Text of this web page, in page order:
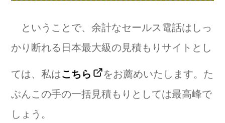
ということで、余計なセールス電話はしっ
かり断れる日本最大級の見積もりサイトとし
ては、私はこちら
をお薦めいたします。た
ぶんこの手の一括見積もりとしては最高峰で
しょう。